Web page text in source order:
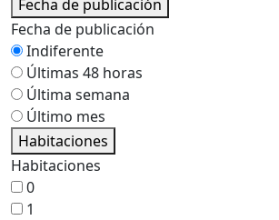
Fecha de publicación
Fecha de publicación
Indiferente
Últimas 48 horas
Última semana
Último mes
Habitaciones
Habitaciones
0
1